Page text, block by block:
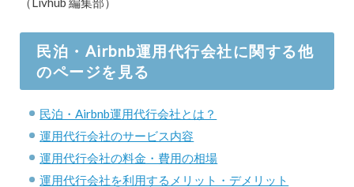
民泊・Airbnb運用代行会社に関する他
のページを見る
民泊・Airbnb運用代行会社とは？
運用代行会社のサービス内容
運用代行会社の料金・費用の相場
運用代行会社を利用するメリット・デメリット